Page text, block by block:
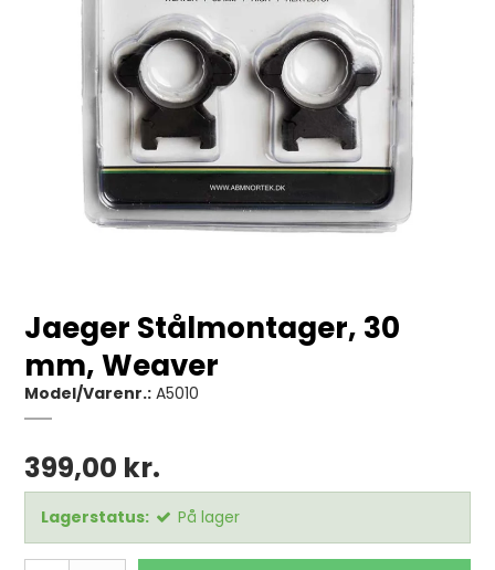
Jaeger Stålmontager, 30
mm, Weaver
Model/Varenr.: A5010
399,00 kr.
Lagerstatus: På lager